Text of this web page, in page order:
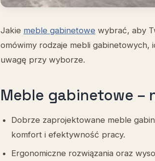
Jakie meble gabinetowe wybrać, aby
omówimy rodzaje mebli
uwagę przy wyborze.
Meble gabinetowe –
Dobrze zaprojektowane meble
komfort i efektywność pracy.
Ergonomiczne rozwiązania oraz